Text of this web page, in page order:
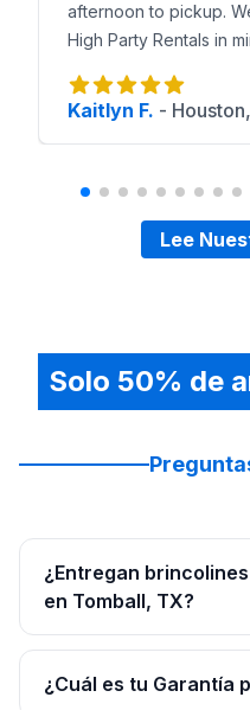
afternoon to pickup.
High Party Rentals in
Kaitlyn F. -
Lee
Solo 50% de
¿Entregan
en Tomball, TX?
¿Cuál es tu Garantía